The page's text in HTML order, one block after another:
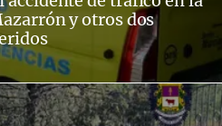
y otros dos